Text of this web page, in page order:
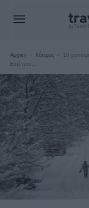
Αρχική Κόσμος
10
Εκεί που...